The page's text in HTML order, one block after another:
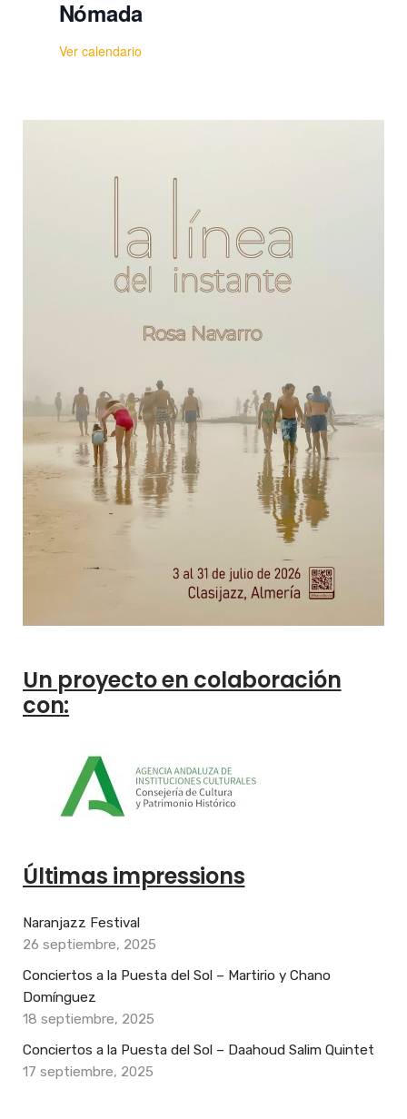
Nómada
Ver calendario
Un proyecto en colaboración
con:
Últimas impressions
Naranjazz Festival
26 septiembre, 2025
Conciertos a la Puesta del Sol – Martirio y Chano
Domínguez
18 septiembre, 2025
Conciertos a la Puesta del Sol – Daahoud Salim Quintet
17 septiembre, 2025